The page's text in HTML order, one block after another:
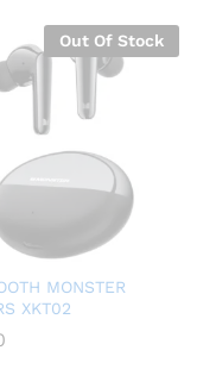
Out Of Stock
MONSTER
XKT02